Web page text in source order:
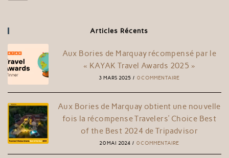
Articles Récents
Aux Bories de Marquay récompensé par le
« KAYAK Travel Awards 2025 »
3 MARS 2025 / 0 COMMENTAIRE
Aux Bories de Marquay obtient une nouvelle
fois la récompense Travelers’ Choice Best
of the Best 2024 de Tripadvisor
20 MAI 2024 / 0 COMMENTAIRE